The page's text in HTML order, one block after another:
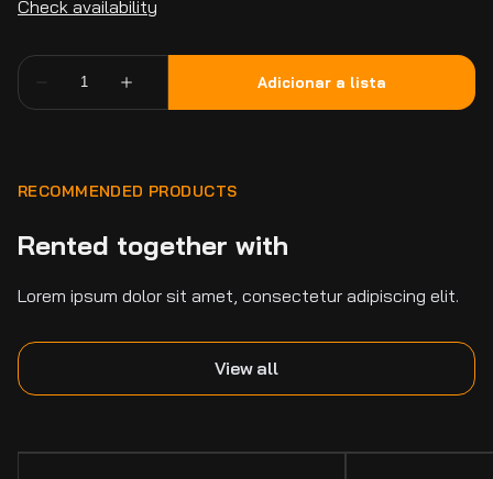
RECOMMENDED PRODUCTS
Rented together with
Lorem ipsum dolor sit amet, consectetur adipiscing elit.
View all